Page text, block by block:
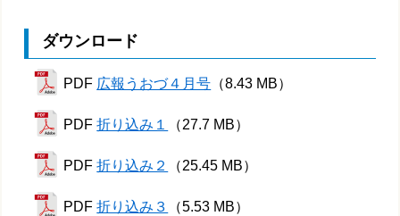
ダウンロード
PDF 広報うおづ４月号 （8.43 MB）
PDF折り込み１ （27.7 MB）
PDF折り込み２ （25.45 MB）
PDF折り込み３ （5.53 MB）